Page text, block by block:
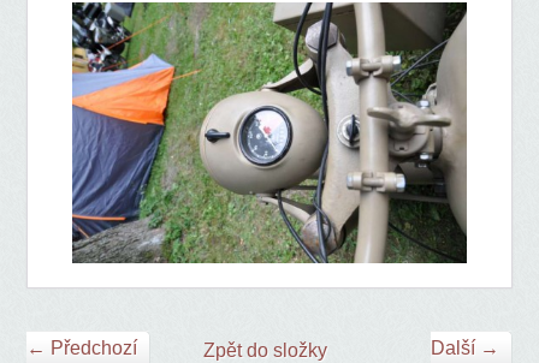
← Předchozí Další →
Zpět do složky